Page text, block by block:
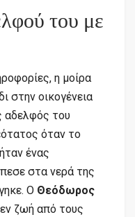
του με
η μοίρα
στην οικογένεια
αδελφός του
όταν το
ένας
στα νερά της
Ο Θεόδωρος
ζωή από τους